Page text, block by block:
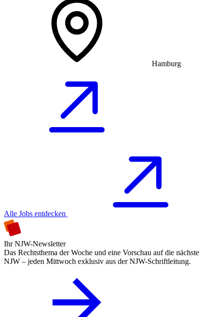
Hamburg
Alle Jobs entdecken
Ihr NJW-Newsletter
Das Rechtsthema der Woche und eine Vorschau auf die nächste
NJW – jeden Mittwoch exklusiv aus der NJW-Schriftleitung.